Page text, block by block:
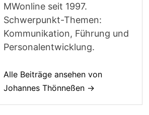
MWonline seit 1997.
Schwerpunkt-Themen:
Kommunikation, Führung und
Personalentwicklung.
Alle Beiträge ansehen von
Johannes Thönneßen →